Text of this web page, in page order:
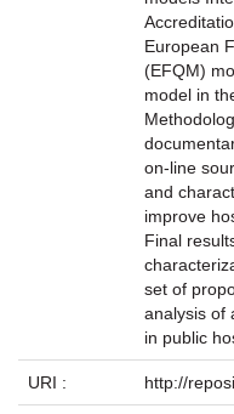
European
(EFQM)
model in
on-line
and
improve
Final
set of
analysis of
in public
URI : http://